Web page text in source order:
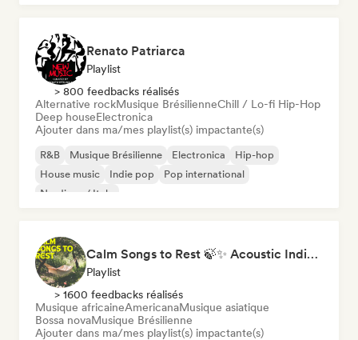
Renato Patriarca
Playlist
> 800 feedbacks réalisés
Alternative rockMusique BrésilienneChill / Lo-fi Hip-Hop
Deep houseElectronica
Ajouter dans ma/mes playlist(s) impactante(s)
R&B Musique Brésilienne Electronica
Hip-hop
House music
Indie pop
Pop international
Nu-disco / Italo
Calm Songs to Rest 🍃✨ Acoustic Indie Folk & Singer-Songwriter
Playlist
> 1600 feedbacks réalisés
Musique africaineAmericanaMusique asiatique
Bossa novaMusique Brésilienne
Ajouter dans ma/mes playlist(s) impactante(s)